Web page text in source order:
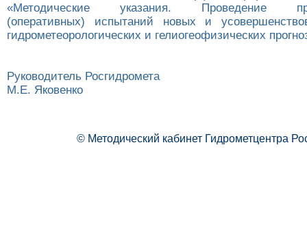
«Методические указания. Проведение
(оперативных) испытаний новых и
гидрометеорологических и гелиогеофизических
Руководитель Росгидромета
М.Е. Яковенко
© Методический кабинет Гидрометцентра